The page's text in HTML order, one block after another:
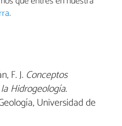
.
F. J. Conceptos
Hidrogeología.
Universidad de